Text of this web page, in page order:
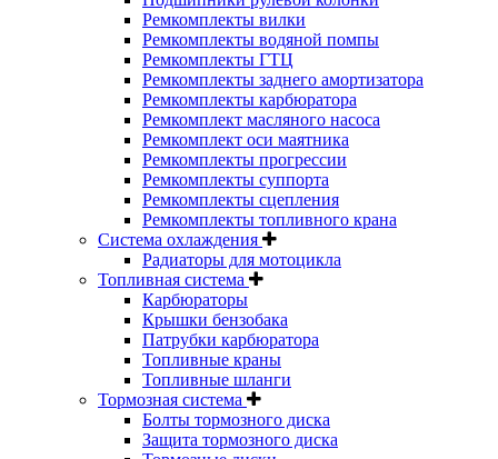
Ремкомплекты вилки
Ремкомплекты водяной помпы
Ремкомплекты ГТЦ
Ремкомплекты заднего амортизатора
Ремкомплекты карбюратора
Ремкомплект масляного насоса
Ремкомплект оси маятника
Ремкомплекты прогрессии
Ремкомплекты суппорта
Ремкомплекты сцепления
Ремкомплекты топливного крана
Система охлаждения
Радиаторы для мотоцикла
Топливная система
Карбюраторы
Крышки бензобака
Патрубки карбюратора
Топливные краны
Топливные шланги
Тормозная система
Болты тормозного диска
Защита тормозного диска